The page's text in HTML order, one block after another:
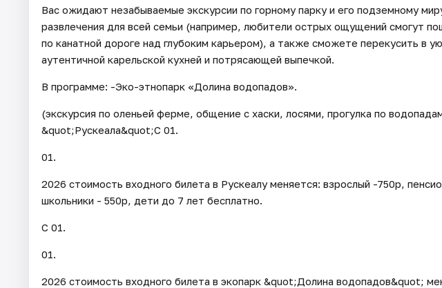
Вас ожидают незабываемые экскурсии по горному парку и его подземному
развлечения для всей семьи (например, любители острых ощущений смогут
по канатной дороге над глубоким карьером), а также сможете перекусить в
аутентичной карельской кухней и потрясающей выпечкой.
В программе: -Эко-этнопарк «Долина водопадов».
(экскурсия по оленьей ферме, общение с хаски, лосями, прогулка по
&quot;Рускеала&quot;С 01.
01.
2026 стоимость входного билета в Рускеалу меняется: взрослый -750р,
школьники - 550р, дети до 7 лет бесплатно.
С 01.
01.
2026 стоимость входного билета в экопарк &quot;Долина водопадов&quot;